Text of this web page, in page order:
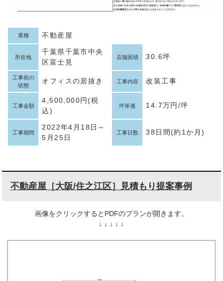
業種 不動産屋
所在地
千葉県千葉市中央
区富士見
店舗面積 30.6坪
工事前の
状態
オフィスの居抜き 工事内容 改装工事
工事金額
4,500,000円(税
込)
坪単価 14.7万円/坪
工事期間
2022年4月18日～
5月25日
工事日数 38日間(約1か月)
不動産屋［大阪/住之江区］見積もり提案事例
画像をクリックするとPDFのプランが開きます。
↓ ↓ ↓ ↓ ↓